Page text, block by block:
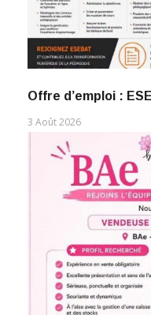
Offre d’emploi :
3 Août 2026